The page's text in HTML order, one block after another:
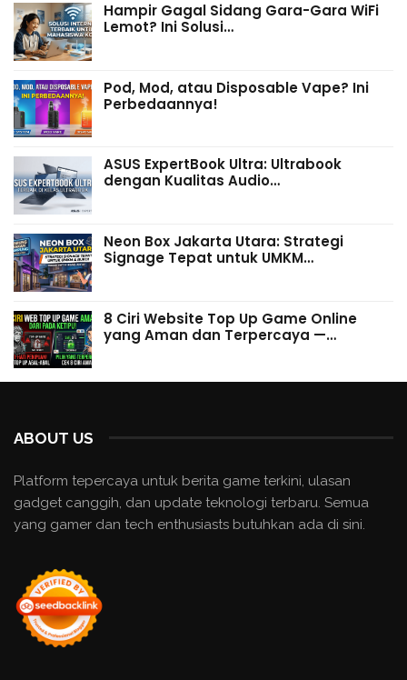
Hampir Gagal Sidang Gara-Gara WiFi
Lemot? Ini Solusi…
Pod, Mod, atau Disposable Vape? Ini
Perbedaannya!
ASUS ExpertBook Ultra: Ultrabook
dengan Kualitas Audio…
Neon Box Jakarta Utara: Strategi
Signage Tepat untuk UMKM…
8 Ciri Website Top Up Game Online
yang Aman dan Terpercaya —…
ABOUT US
Platform tepercaya untuk berita game terkini, ulasan
gadget canggih, dan update teknologi terbaru. Semua
yang gamer dan tech enthusiasts butuhkan ada di sini.